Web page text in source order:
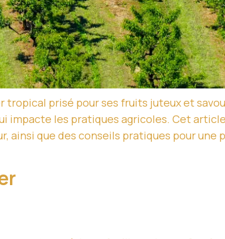
prisé pour ses fruits juteux et
impacte les pratiques agricoles. Cet
ainsi que des conseils pratiques pour une